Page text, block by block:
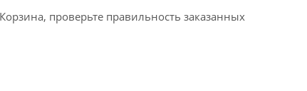
проверьте правильность заказанных